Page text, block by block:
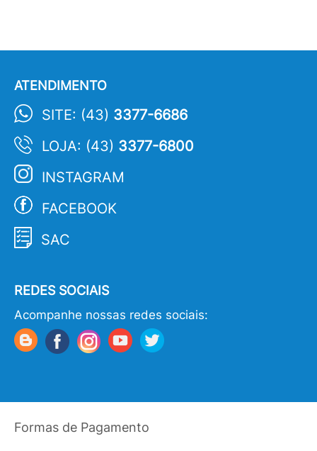
ATENDIMENTO
SITE: (43) 3377-6686
LOJA: (43) 3377-6800
INSTAGRAM
FACEBOOK
SAC
REDES SOCIAIS
Acompanhe nossas redes sociais:
Formas de Pagamento